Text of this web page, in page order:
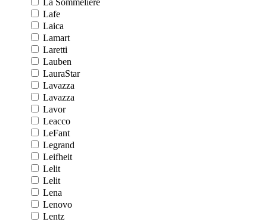
La Sommeliere
Lafe
Laica
Lamart
Laretti
Lauben
LauraStar
Lavazza
Lavazza
Lavor
Leacco
LeFant
Legrand
Leifheit
Lelit
Lelit
Lena
Lenovo
Lentz